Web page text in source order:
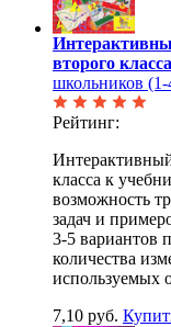
второго
школьников (1-
Рейтинг:
класса к
возможность
задач и
3-5 вариантов
количества
используемых
7,10 руб.